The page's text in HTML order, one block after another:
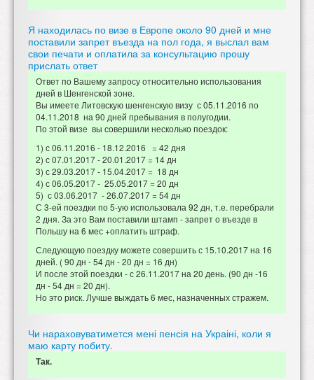
Я находилась по визе в Европе около 90 дней и мне
поставили запрет въезда на пол года, я выслал вам
свои печати и оплатила за консультацию прошу
прислать ответ
Ответ по Вашему запросу относительно использования
дней в Шенгенской зоне.
Вы имеете Литовскую шенгенскую визу с 05.11.2016 по
04.11.2018 на 90 дней пребывания в полугодии.
По этой визе вы совершили несколько поездок:
1) с 06.11.2016 - 18.12.2016 = 42 дня
2) с 07.01.2017 - 20.01.2017 = 14 дн
3) с 29.03.2017 - 15.04.2017 = 18 дн
4) с 06.05.2017 - 25.05.2017 = 20 дн
5) с 03.06.2017 - 26.07.2017 = 54 дн
С 3-ей поездки по 5-ую использовала 92 дн, т.е. перебрали
2 дня. За это Вам поставили штамп - запрет о въезде в
Польшу на 6 мес +оплатить штраф.
Следующую поездку можете совершить с 15.10.2017 на 16
дней. ( 90 дн - 54 дн - 20 дн = 16 дн)
И после этой поездки - с 26.11.2017 на 20 день. (90 дн -16
дн - 54 дн = 20 дн).
Но это риск. Лучше выждать 6 мес, назначенных стражем.
Чи нараховуватимется мені пенсія на Украіні, коли я
маю карту побиту.
Так.